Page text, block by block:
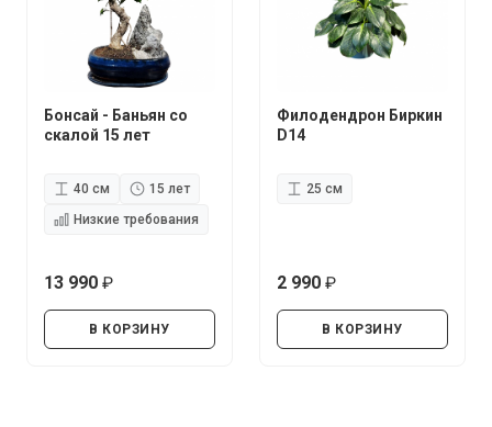
Бонсай - Баньян со
скалой 15 лет
40 см
15 лет
Низкие требования
13 990
В КОРЗИНУ
Филодендрон Биркин
D14
25 см
2 990
В КОРЗИНУ